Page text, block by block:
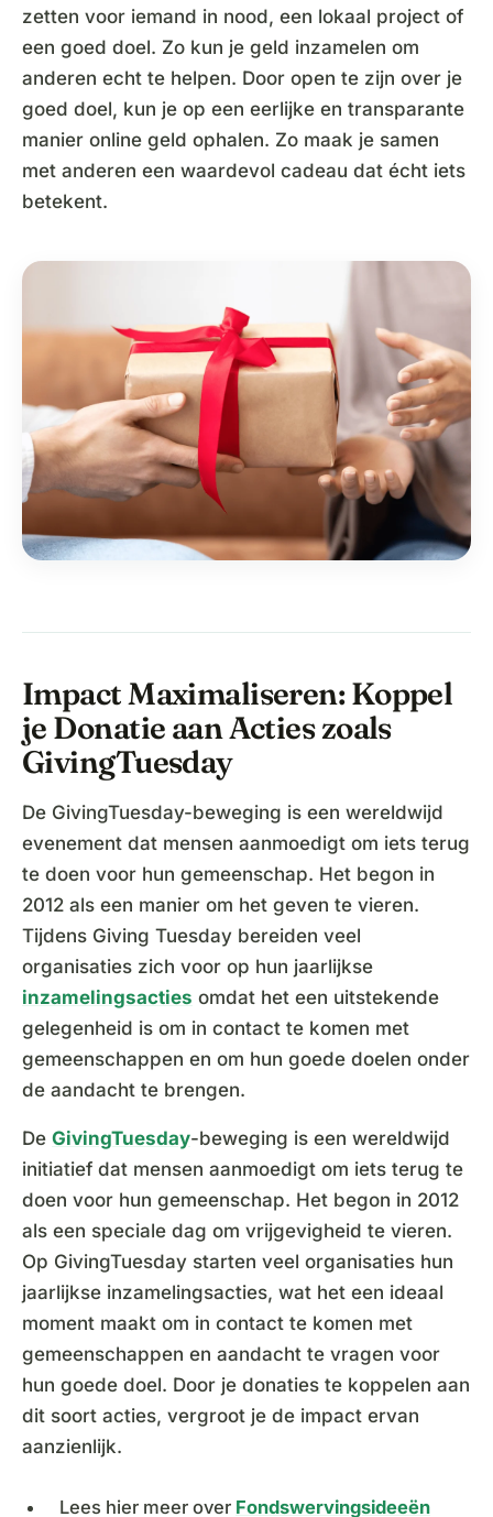
zetten voor iemand in nood, een lokaal project of
een goed doel. Zo kun je geld inzamelen om
anderen echt te helpen. Door open te zijn over je
goed doel, kun je op een eerlijke en transparante
manier online geld ophalen. Zo maak je samen
met anderen een waardevol cadeau dat écht iets
betekent.
Impact Maximaliseren: Koppel
je Donatie aan Acties zoals
GivingTuesday
De GivingTuesday-beweging is een wereldwijd
evenement dat mensen aanmoedigt om iets terug
te doen voor hun gemeenschap. Het begon in
2012 als een manier om het geven te vieren.
Tijdens Giving Tuesday bereiden veel
organisaties zich voor op hun jaarlijkse
inzamelingsacties omdat het een uitstekende
gelegenheid is om in contact te komen met
gemeenschappen en om hun goede doelen onder
de aandacht te brengen.
De GivingTuesday-beweging is een wereldwijd
initiatief dat mensen aanmoedigt om iets terug te
doen voor hun gemeenschap. Het begon in 2012
als een speciale dag om vrijgevigheid te vieren.
Op GivingTuesday starten veel organisaties hun
jaarlijkse inzamelingsacties, wat het een ideaal
moment maakt om in contact te komen met
gemeenschappen en aandacht te vragen voor
hun goede doel. Door je donaties te koppelen aan
dit soort acties, vergroot je de impact ervan
aanzienlijk.
Lees hier meer over Fondswervingsideeën